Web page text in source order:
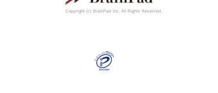
Copyright (c) BrainPad lnc. All Rights Reserved.